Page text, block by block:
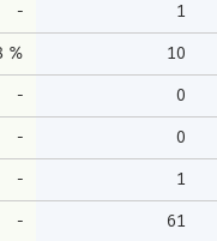
- 1
% 10
- 0
- 0
- 1
- 61